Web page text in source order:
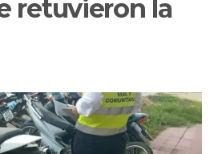
retuvieron la